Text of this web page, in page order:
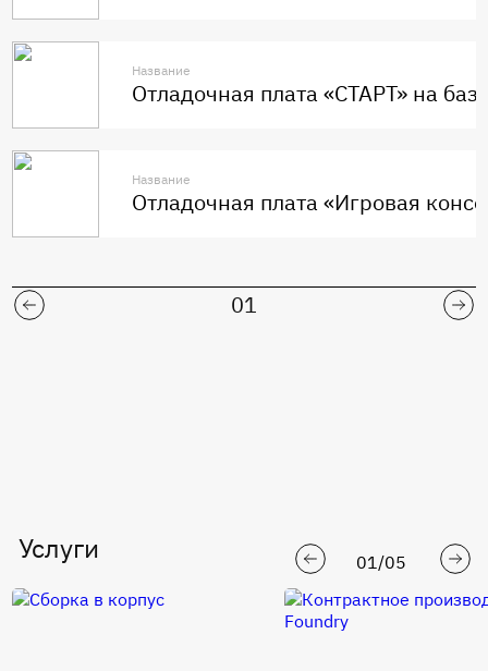
Название
Отладочная плата «СТАРТ» на
Название
Отладочная плата «Игровая
01
Услуги 01 /05